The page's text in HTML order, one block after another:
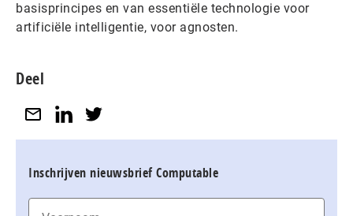
basisprincipes en van essentiële technologie voor
artificiële intelligentie, voor agnosten.
Deel
Inschrijven nieuwsbrief Computable